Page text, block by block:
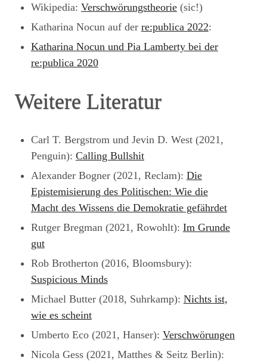
Wikipedia: Verschwörungstheorie(sic!)
Katharina Nocun auf der re:publica 2022:
Katharina Nocun und Pia Lamberty bei der
re:publica 2020
Weitere Literatur
Carl T. Bergstrom und Jevin D. West (2021,
Penguin): Calling Bullshit
Alexander Bogner (2021, Reclam): Die
Epistemisierung des Politischen: Wie die
Macht des Wissens die Demokratie gefährdet
Rutger Bregman (2021, Rowohlt): Im Grunde
gut
Rob Brotherton (2016, Bloomsbury):
Suspicious Minds
Michael Butter (2018, Suhrkamp): Nichts ist,
wie es scheint
Umberto Eco (2021, Hanser): Verschwörungen
Nicola Gess (2021, Matthes & Seitz Berlin):